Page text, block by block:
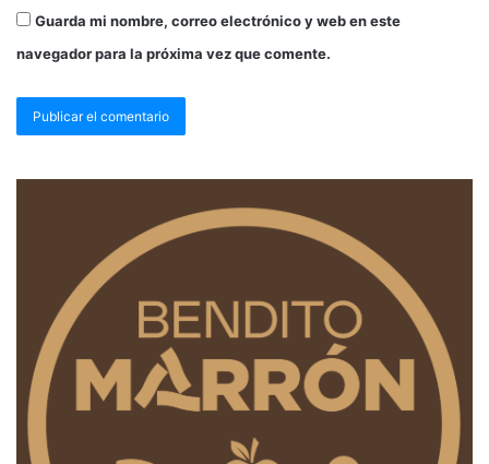
Guarda mi nombre, correo electrónico y web en este
navegador para la próxima vez que comente.